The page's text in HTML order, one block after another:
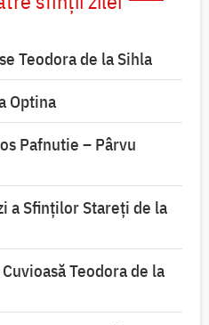
Teodora de la Sihla
Optina
Pafnutie – Pârvu
a Sfinților Stareți de la
Teodora de la